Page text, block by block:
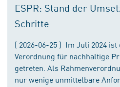
ESPR: Stand der
Schritte
( 2026-06-25 ) Im Juli 2024 ist
Verordnung für nachhaltige
getreten. Als
nur wenige unmittelbare